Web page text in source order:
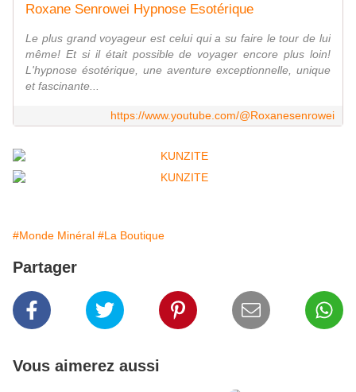
Roxane Senrowei Hypnose Esotérique
Le plus grand voyageur est celui qui a su faire le tour de lui
même! Et si il était possible de voyager encore plus loin!
L'hypnose ésotérique, une aventure exceptionnelle, unique
et fascinante...
https://www.youtube.com/@Roxanesenrowei
#Monde Minéral #La Boutique
Partager
Vous aimerez aussi